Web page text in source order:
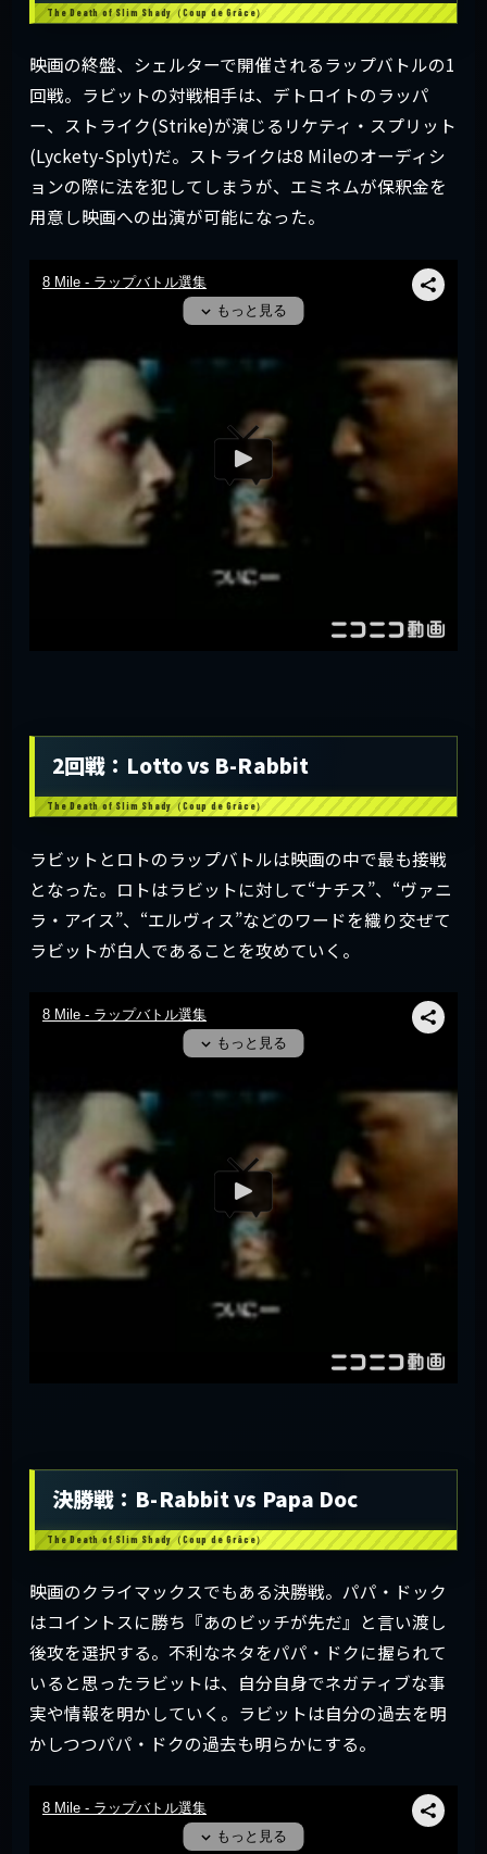
映画の終盤、シェルターで開催されるラップバトルの1
回戦。ラビットの対戦相手は、デトロイトのラッパ
ー、ストライク(Strike)が演じるリケティ・スプリット
(Lyckety-Splyt)だ。ストライクは8 Mileのオーディシ
ョンの際に法を犯してしまうが、エミネムが保釈金を
用意し映画への出演が可能になった。
2回戦：Lotto vs B-Rabbit
ラビットとロトのラップバトルは映画の中で最も接戦
となった。ロトはラビットに対して“ナチス”、“ヴァニ
ラ・アイス”、“エルヴィス”などのワードを織り交ぜて
ラビットが白人であることを攻めていく。
決勝戦：B-Rabbit vs Papa Doc
映画のクライマックスでもある決勝戦。パパ・ドック
はコイントスに勝ち『あのビッチが先だ』と言い渡し
後攻を選択する。不利なネタをパパ・ドクに握られて
いると思ったラビットは、自分自身でネガティブな事
実や情報を明かしていく。ラビットは自分の過去を明
かしつつパパ・ドクの過去も明らかにする。